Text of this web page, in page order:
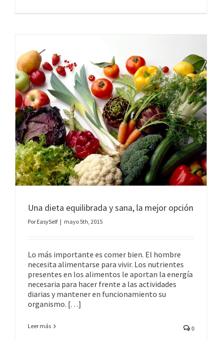
Una dieta equilibrada y sana, la mejor opción
Por EasySelf | mayo 5th, 2015
Lo más importante es comer bien. El hombre
necesita alimentarse para vivir. Los nutrientes
presentes en los alimentos le aportan la energía
necesaria para hacer frente a las actividades
diarias y mantener en funcionamiento su
organismo. […]
Leer más 0